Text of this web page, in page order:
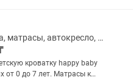
Кроватка, матрасы, автокресло, кокон, коврик
кроватку happy baby
от 0 до 7 лет. Матрасы к